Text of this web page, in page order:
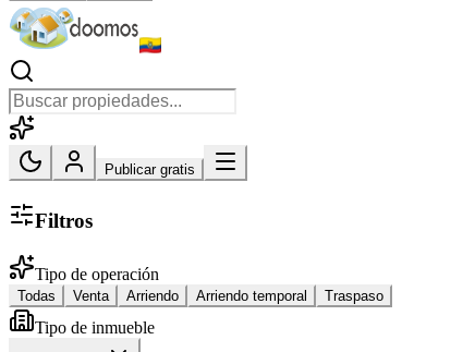
Publicar gratis
Filtros
Tipo de operación
Todas Venta Arriendo Arriendo temporal Traspaso
Tipo de inmueble